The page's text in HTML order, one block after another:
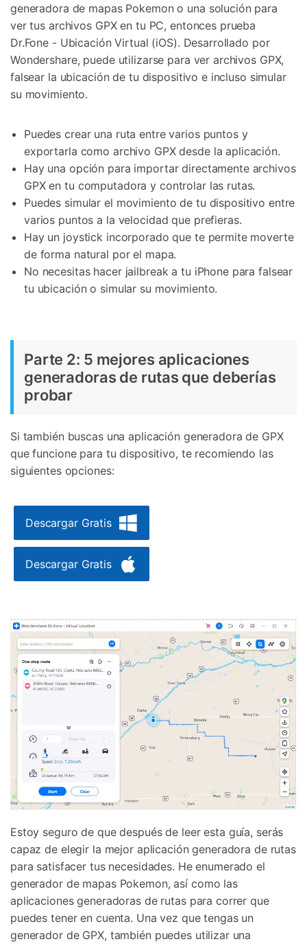
generadora de mapas Pokemon o una solución para
ver tus archivos GPX en tu PC, entonces prueba
Dr.Fone - Ubicación Virtual (iOS). Desarrollado por
Wondershare, puede utilizarse para ver archivos GPX,
falsear la ubicación de tu dispositivo e incluso simular
su movimiento.
Puedes crear una ruta entre varios puntos y
exportarla como archivo GPX desde la aplicación.
Hay una opción para importar directamente archivos
GPX en tu computadora y controlar las rutas.
Puedes simular el movimiento de tu dispositivo entre
varios puntos a la velocidad que prefieras.
Hay un joystick incorporado que te permite moverte
de forma natural por el mapa.
No necesitas hacer jailbreak a tu iPhone para falsear
tu ubicación o simular su movimiento.
Parte 2: 5 mejores aplicaciones
generadoras de rutas que deberías
probar
Si también buscas una aplicación generadora de GPX
que funcione para tu dispositivo, te recomiendo las
siguientes opciones:
Descargar Gratis
Descargar Gratis
Estoy seguro de que después de leer esta guía, serás
capaz de elegir la mejor aplicación generadora de rutas
para satisfacer tus necesidades. He enumerado el
generador de mapas Pokemon, así como las
aplicaciones generadoras de rutas para correr que
puedes tener en cuenta. Una vez que tengas un
generador de GPX, también puedes utilizar una